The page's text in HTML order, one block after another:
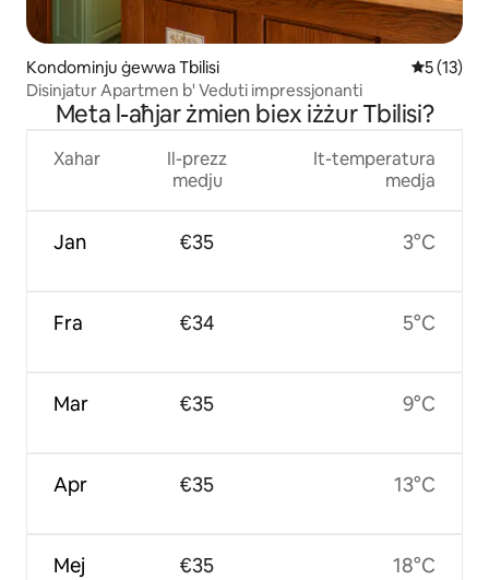
Kondominju ġewwa Tbilisi Rating
5 (13)
Disinjatur Apartmen b' Veduti impressjonanti
Meta l-aħjar żmien biex iżżur Tbilisi?
Xahar
Jan
Fra
Mar
Apr
Mej
Il-prezz
medju
€35
€34
€35
€35
€35
It-temperatura
medja
3°C
5°C
9°C
13°C
18°C